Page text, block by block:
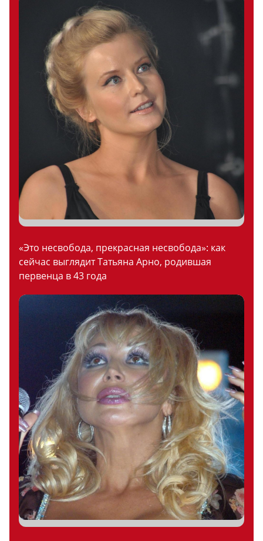
«Это несвобода, прекрасная несвобода»: как
сейчас выглядит Татьяна Арно, родившая
первенца в 43 года